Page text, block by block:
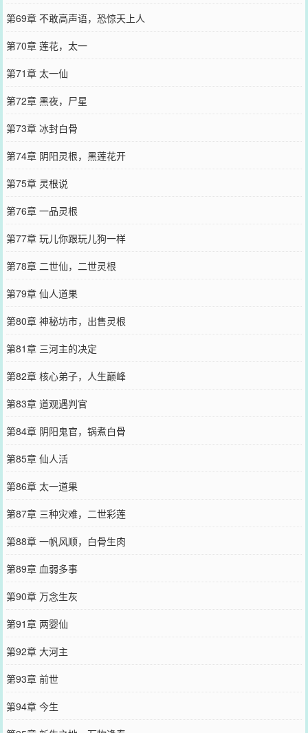
第69章 不敢高声语，恐惊天上人
第70章 莲花，太一
第71章 太一仙
第72章 黑夜，尸星
第73章 冰封白骨
第74章 阴阳灵根，黑莲花开
第75章 灵根说
第76章 一品灵根
第77章 玩儿你跟玩儿狗一样
第78章 二世仙，二世灵根
第79章 仙人道果
第80章 神秘坊市，出售灵根
第81章 三河主的决定
第82章 核心弟子，人生巅峰
第83章 道观遇判官
第84章 阴阳鬼官，锅煮白骨
第85章 仙人活
第86章 太一道果
第87章 三种灾难，二世彩莲
第88章 一帆风顺，白骨生肉
第89章 血弱多事
第90章 万念生灰
第91章 两婴仙
第92章 大河主
第93章 前世
第94章 今生